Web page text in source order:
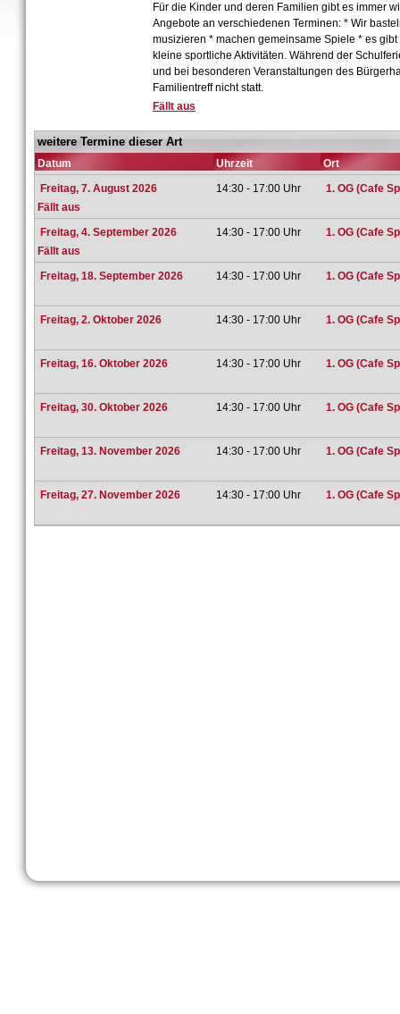
Für die Kinder und deren Familien gibt es immer
Angebote an verschiedenen Terminen: * Wir
musizieren * machen gemeinsame Spiele * es
kleine sportliche Aktivitäten. Während der
und bei besonderen Veranstaltungen des
Familientreff nicht statt.
Fällt aus
weitere Termine dieser Art
Datum Uhrzeit
Ort
Freitag, 7. August 2026
Fällt aus
14:30 - 17:00 Uhr 1. OG (Cafe
Freitag, 4. September 2026
Fällt aus
14:30 - 17:00 Uhr 1. OG (Cafe
Freitag, 18. September 2026 14:30 - 17:00 Uhr 1. OG (Cafe
Freitag, 2. Oktober 2026 14:30 - 17:00 Uhr 1. OG (Cafe
Freitag, 16. Oktober 2026 14:30 - 17:00 Uhr 1. OG (Cafe
Freitag, 30. Oktober 2026 14:30 - 17:00 Uhr 1. OG (Cafe
Freitag, 13. November 2026 14:30 - 17:00 Uhr 1. OG (Cafe
Freitag, 27. November 2026 14:30 - 17:00 Uhr 1. OG (Cafe